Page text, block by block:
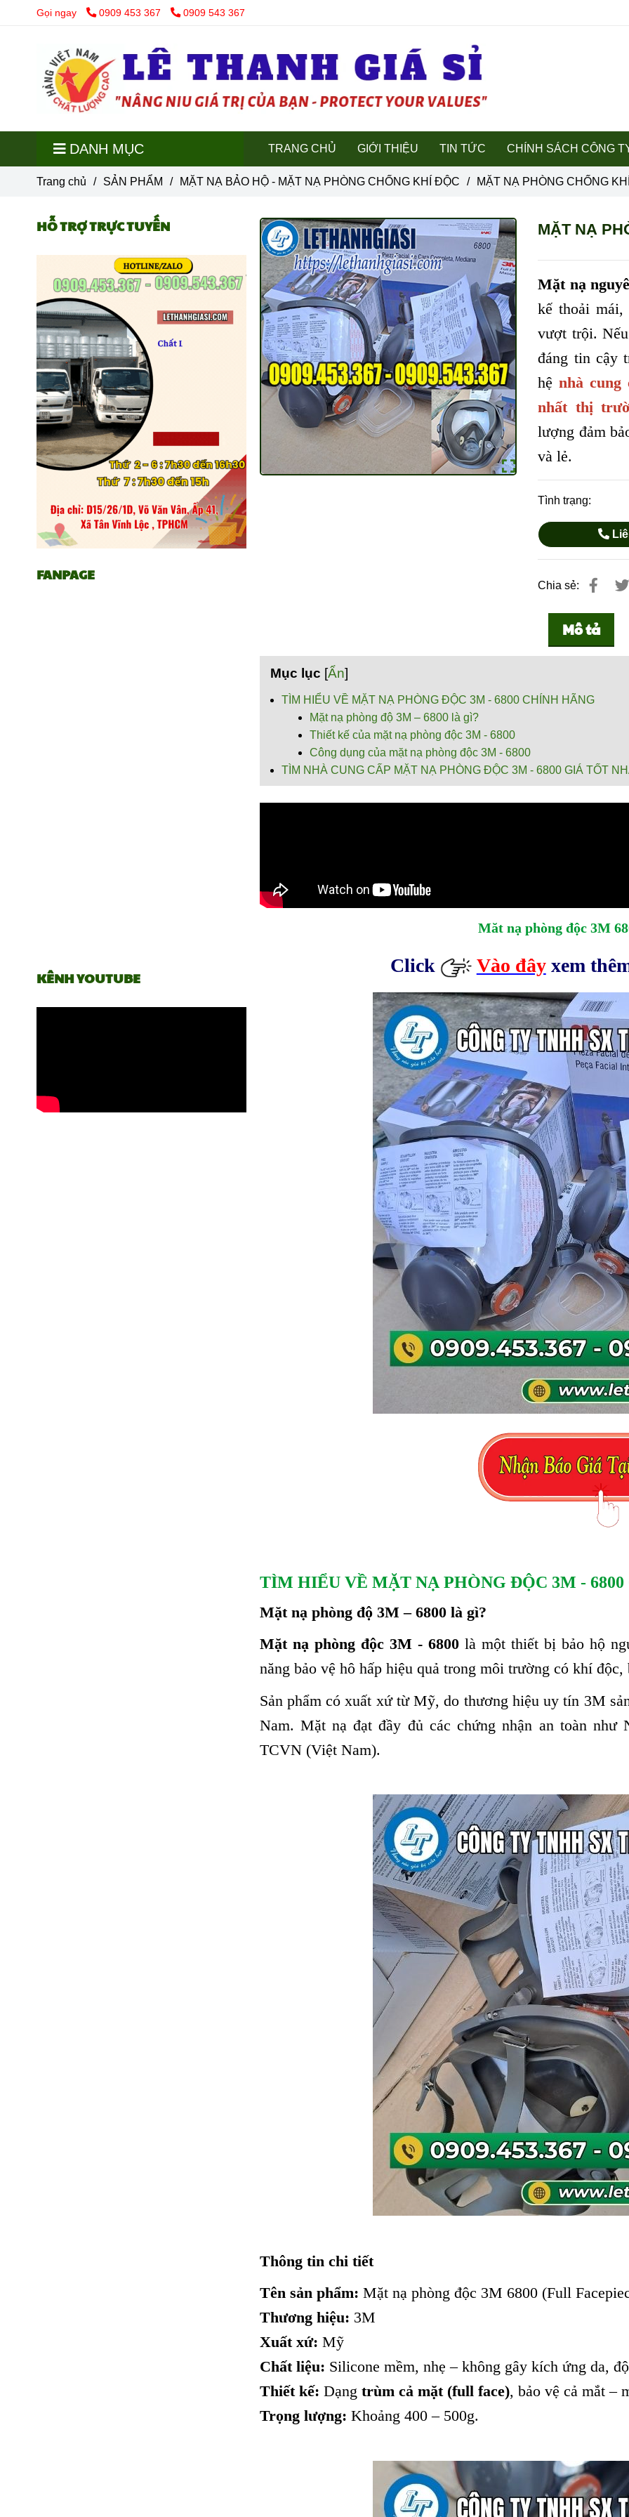
Gọi ngay 0909 453 367 0909 543 367
DANH MỤC TRANG CHỦ GIỚI THIỆU TIN TỨC CHÍNH SÁCH CÔNG
Trang chủ / SẢN PHẨM / MẶT NẠ BẢO HỘ - MẶT NẠ PHÒNG CHỐNG KHÍ ĐỘC / MẶT NẠ PHÒNG CHỐNG
MẶT NẠ
Mặt nạ
kế thoải mái,
vượt trội.
đáng tin cậy
hệnhà cung
nhất thị
lượng đảm
và lẻ.
Tình trạng:
Chia sẻ:
Mô tả
Mục lục [Ẩn]
TÌM HIỂU VỀ MẶT NẠ PHÒNG ĐỘC 3M - 6800 CHÍNH HÃNG
Mặt nạ phòng độ 3M – 6800 là gì?
Thiết kế của mặt nạ phòng độc 3M - 6800
Công dụng của mặt nạ phòng độc 3M - 6800
TÌM NHÀ CUNG CẤP MẶT NẠ PHÒNG ĐỘC 3M - 6800 GIÁ TỐT
Măt nạ phòng độc 3M
Click Vào đâyxem
TÌM HIỂU VỀ MẶT NẠ PHÒNG ĐỘC 3M -
Mặt nạ phòng độ 3M – 6800 là gì?
Mặt nạ phòng độc 3M - 6800là một thiết bị bảo hộ
năng bảo vệ hô hấp hiệu quả trong môi trường có khí
Sản phẩm có xuất xứ từ Mỹ, do thương hiệu uy tín 3M
Nam. Mặt nạ đạt đầy đủ các chứng nhận an toàn
TCVN (Việt Nam).
Thông tin chi tiết
Tên sản phẩm: Mặt nạ phòng độc 3M 6800 (Full
Thương hiệu: 3M
Xuất xứ: Mỹ
Chất liệu: Silicone mềm, nhẹ – không gây kích ứng da,
Thiết kế: Dạng trùm cả mặt (full face), bảo vệ cả mắt –
Trọng lượng: Khoảng 400 – 500g.
HỖ TRỢ TRỰC TUYẾN
FANPAGE
KÊNH YOUTUBE